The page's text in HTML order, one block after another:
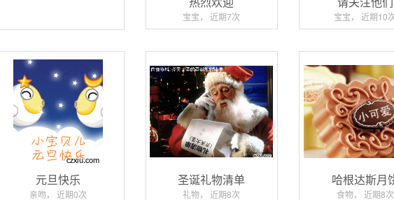
宝宝， 近期7次 宝宝， 近期10
元旦快乐
亲吻， 近期0次
圣诞礼物清单
礼物， 近期8次
哈根达斯月
食物， 近期8次